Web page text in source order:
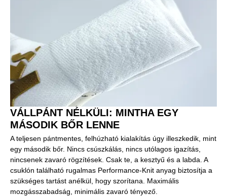
VÁLLPÁNT NÉLKÜLI: MINTHA EGY
MÁSODIK BŐR LENNE
A teljesen pántmentes, felhúzható kialakítás úgy illeszkedik, mint
egy második bőr. Nincs csúszkálás, nincs utólagos igazítás,
nincsenek zavaró rögzítések. Csak te, a kesztyű és a labda. A
csuklón található rugalmas Performance-Knit anyag biztosítja a
szükséges tartást anélkül, hogy szorítana. Maximális
mozgásszabadság, minimális zavaró tényező.